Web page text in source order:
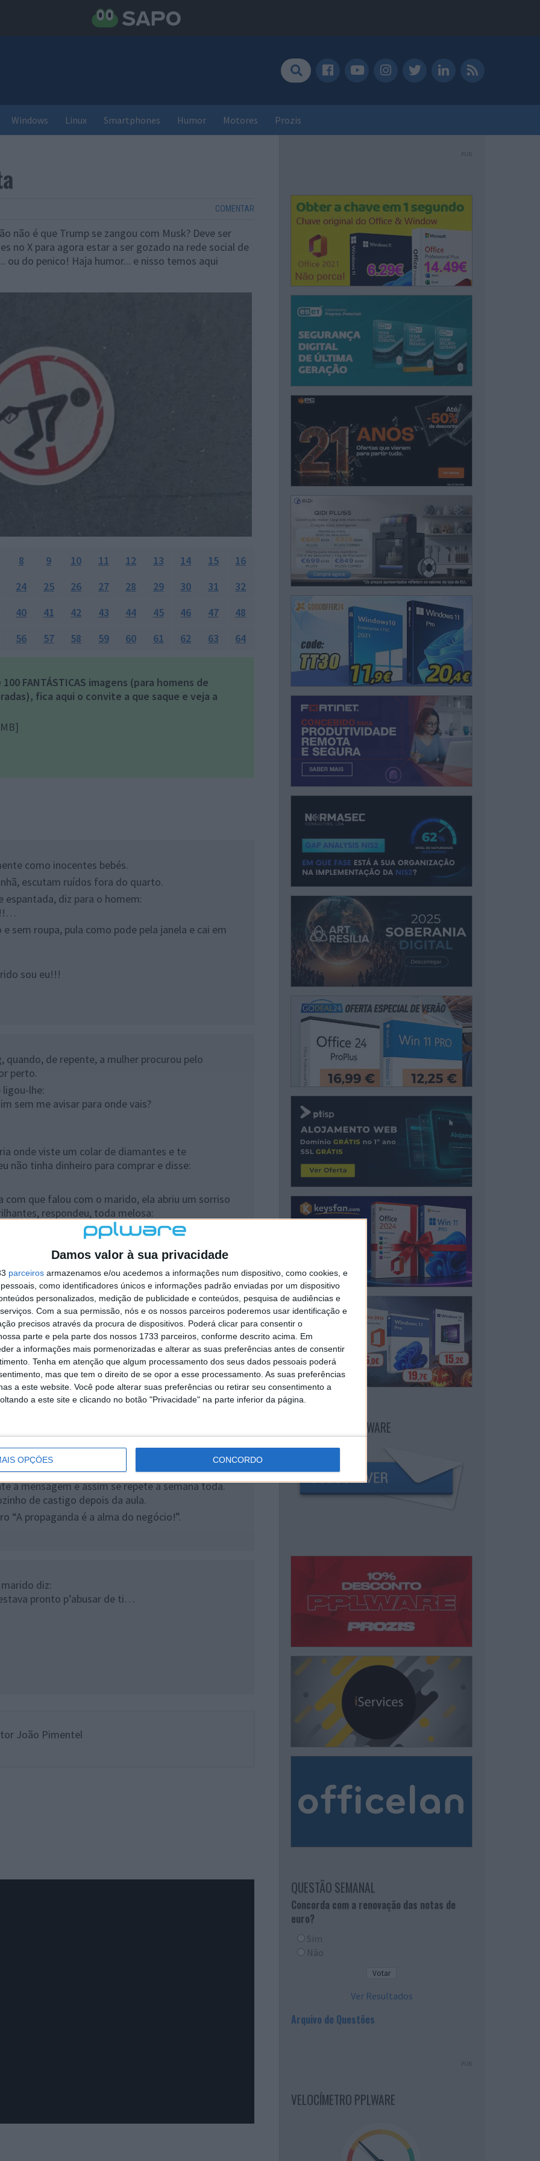
Damos valor à sua privacidade
parceiros armazenamos e/ou acedemos a informações num dispositivo, como cookies, e
como identificadores únicos e informações padrão enviadas por um dispositivo
personalizados, medição de publicidade e conteúdos, pesquisa de audiências e
Com a sua permissão, nós e os nossos parceiros poderemos usar identificação e
precisos através da procura de dispositivos. Poderá clicar para consentir o
parte e pela parte dos nossos 1733 parceiros, conforme descrito acima. Em
a informações mais pormenorizadas e alterar as suas preferências antes de consentir
Tenha em atenção que algum processamento dos seus dados pessoais poderá
mas que tem o direito de se opor a esse processamento. As suas preferências
a este website. Você pode alterar suas preferências ou retirar seu consentimento a
a este site e clicando no botão "Privacidade" na parte inferior da página.
OPÇÕES CONCORDO
Windows Linux Smartphones Humor Motores Prozis
COMENTAR
não é que Trump se zangou com Musk? Deve ser
no X para agora estar a ser gozado na rede social de
ou do penico! Haja humor... e nisso temos aqui
8 9 10 11 12 13 14 15
16
24 25 26 27 28 29 30 31
32
40 41 42 43 44 45 46 47
48
56 57 58 59 60 61 62 63 64
FANTÁSTICAS imagens (para homens de
fica aqui o convite a que saque e veja a
como inocentes bebés.
escutam ruídos fora do quarto.
diz para o homem:
sem roupa, pula como pode pela janela e cai em
sou eu!!!
quando, de repente, a mulher procurou pelo
perto.
lhe:
sem me avisar para onde vais?
onde viste um colar de diamantes e te
não tinha dinheiro para comprar e disse:
com que falou com o marido, ela abriu um sorriso
respondeu, toda melosa:
que estou lembrada!
bar ao lado!
um terrível mau hálito, ele transpirava
se um do outro.
podia do nariz dele, exclamou:
te.
palavras transportavam, aproveitou para
da sala de aula: “João é bom de cama!”.
a mensagem e assim se repete a semana toda.
de castigo depois da aula.
“A propaganda é a alma do negócio!”.
diz:
pronto p’abusar de ti…
João Pimentel
PUB
NEWSLETTER PPLWARE
QUESTÃO SEMANAL
Concorda com a renovação das notas de
euro?
Sim
Não
Ver Resultados
Arquivo de Questões
PUB
VELOCÍMETRO PPLWARE